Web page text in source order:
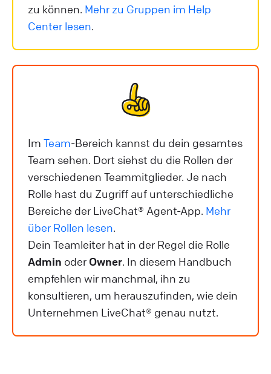
zu können. Mehr zu Gruppen im Help
Center lesen.
Im Team-Bereich kannst du dein gesamtes
Team sehen. Dort siehst du die Rollen der
verschiedenen Teammitglieder. Je nach
Rolle hast du Zugriff auf unterschiedliche
Bereiche der LiveChat® Agent-App. Mehr
über Rollen lesen.
Dein Teamleiter hat in der Regel die Rolle
Admin oder Owner. In diesem Handbuch
empfehlen wir manchmal, ihn zu
konsultieren, um herauszufinden, wie dein
Unternehmen LiveChat® genau nutzt.